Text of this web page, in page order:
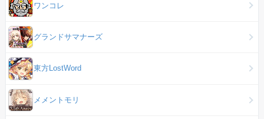
ワンコレ
グランドサマナーズ
東方LostWord
メメントモリ